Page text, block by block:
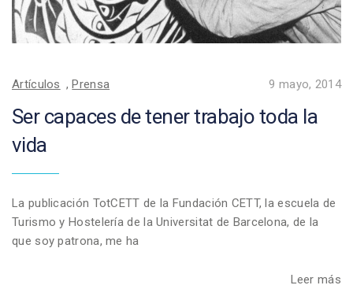
Artículos ,Prensa 9 mayo, 2014
Ser capaces de tener trabajo toda la
vida
La publicación TotCETT de la Fundación CETT, la escuela de
Turismo y Hostelería de la Universitat de Barcelona, de la
que soy patrona, me ha
Leer más